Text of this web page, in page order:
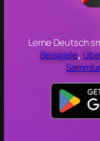
Lerne Deutsch
Beispiele,